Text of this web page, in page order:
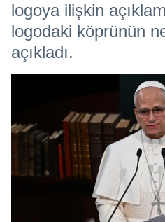
logoya ilişkin
logodaki köprünün
açıkladı.